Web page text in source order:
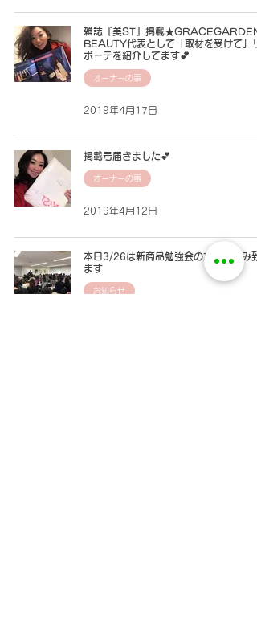
雑誌『美ST』掲載
BEAUTY代表として「取材を受けて」
ボーテを紹介してます💕
オーナーの事
2019年4月17日
掲載号届きました💕
オーナーの事
2019年4月12日
本日3/26は新商品勉強会のためお休み
ます
お知らせ